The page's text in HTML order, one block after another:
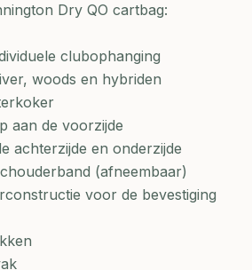
Dry QO cartbag:
clubophanging
woods en hybriden
aan de voorzijde
achterzijde en onderzijde
(afneembaar)
voor de bevestiging